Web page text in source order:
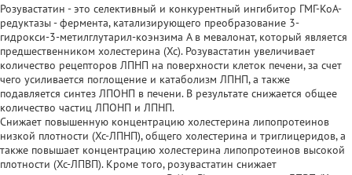
Розувастатин - это селективный и конкурентный ингибитор ГМГ-КоА-
редуктазы - фермента, катализирующего преобразование 3-
гидрокси-3-метилглутарил-коэнзима А в мевалонат, который является
предшественником холестерина (Хс). Розувастатин увеличивает
количество рецепторов ЛПНП на поверхности клеток печени, за счет
чего усиливается поглощение и катаболизм ЛПНП, а также
подавляется синтез ЛПОНП в печени. В результате снижается общее
количество частиц ЛПОНП и ЛПНП.
Снижает повышенную концентрацию холестерина липопротеинов
низкой плотности (Хс-ЛПНП), общего холестерина и триглицеридов, а
также повышает концентрацию холестерина липопротеинов высокой
плотности (Хс-ЛПВП). Кроме того, розувастатин снижает